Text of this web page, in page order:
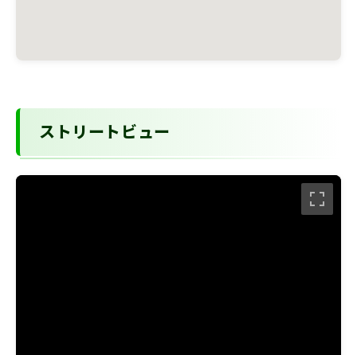
ストリートビュー